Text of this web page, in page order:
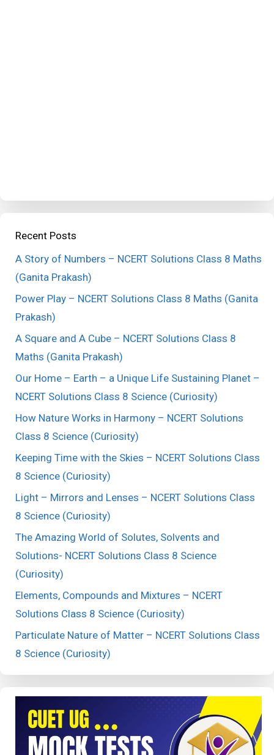
Recent Posts
A Story of Numbers – NCERT Solutions Class 8 Maths
(Ganita Prakash)
Power Play – NCERT Solutions Class 8 Maths (Ganita
Prakash)
A Square and A Cube – NCERT Solutions Class 8
Maths (Ganita Prakash)
Our Home – Earth – a Unique Life Sustaining Planet –
NCERT Solutions Class 8 Science (Curiosity)
How Nature Works in Harmony – NCERT Solutions
Class 8 Science (Curiosity)
Keeping Time with the Skies – NCERT Solutions Class
8 Science (Curiosity)
Light – Mirrors and Lenses – NCERT Solutions Class
8 Science (Curiosity)
The Amazing World of Solutes, Solvents and
Solutions- NCERT Solutions Class 8 Science
(Curiosity)
Elements, Compounds and Mixtures – NCERT
Solutions Class 8 Science (Curiosity)
Particulate Nature of Matter – NCERT Solutions Class
8 Science (Curiosity)